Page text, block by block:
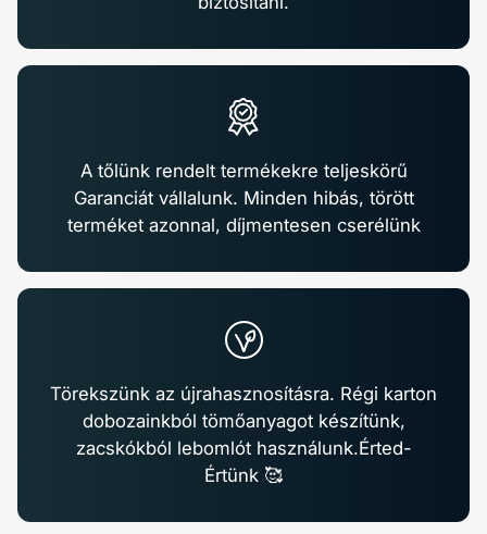
A tőlünk rendelt termékekre teljeskörű
Garanciát vállalunk. Minden hibás, törött
terméket azonnal, díjmentesen cserélünk
Törekszünk az újrahasznosításra. Régi karton
dobozainkból tömőanyagot készítünk,
zacskókból lebomlót használunk.Érted-
Értünk 🥰